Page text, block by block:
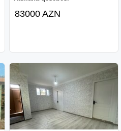
83000 AZN